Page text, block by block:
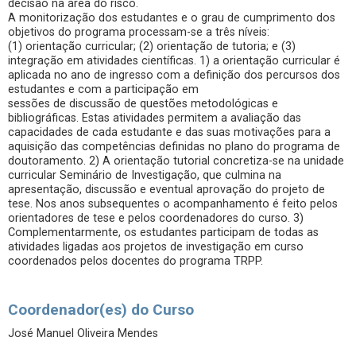
decisão na área do risco.
A monitorização dos estudantes e o grau de cumprimento dos
objetivos do programa processam-se a três níveis:
(1) orientação curricular; (2) orientação de tutoria; e (3)
integração em atividades científicas. 1) a orientação curricular é
aplicada no ano de ingresso com a definição dos percursos dos
estudantes e com a participação em
sessões de discussão de questões metodológicas e
bibliográficas. Estas atividades permitem a avaliação das
capacidades de cada estudante e das suas motivações para a
aquisição das competências definidas no plano do programa de
doutoramento. 2) A orientação tutorial concretiza-se na unidade
curricular Seminário de Investigação, que culmina na
apresentação, discussão e eventual aprovação do projeto de
tese. Nos anos subsequentes o acompanhamento é feito pelos
orientadores de tese e pelos coordenadores do curso. 3)
Complementarmente, os estudantes participam de todas as
atividades ligadas aos projetos de investigação em curso
coordenados pelos docentes do programa TRPP.
Coordenador(es) do Curso
José Manuel Oliveira Mendes